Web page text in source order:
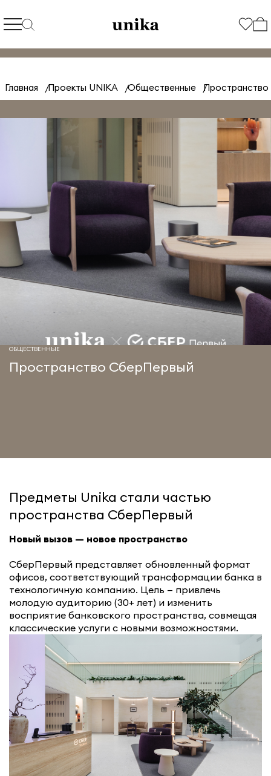
Главная Проекты UNIKA Общественные
ОБЩЕСТВЕННЫЕ
Пространство СберПервый
Предметы Unika стали частью
пространства СберПервый
Новый вызов — новое пространство
СберПервый представляет обновленный формат
офисов, соответствующий трансформации банка в
технологичную компанию. Цель — привлечь
молодую аудиторию (30+ лет) и изменить
восприятие банковского пространства, совмещая
классические услуги с новыми возможностями.